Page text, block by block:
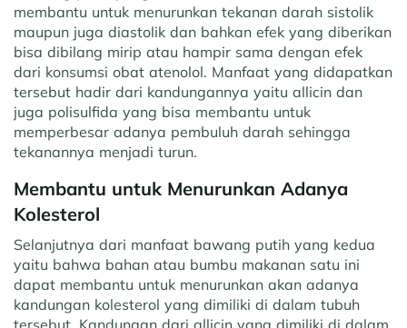
membantu untuk menurunkan tekanan darah sistolik
maupun juga diastolik dan bahkan efek yang diberikan
bisa dibilang mirip atau hampir sama dengan efek
dari konsumsi obat atenolol. Manfaat yang didapatkan
tersebut hadir dari kandungannya yaitu allicin dan
juga polisulfida yang bisa membantu untuk
memperbesar adanya pembuluh darah sehingga
tekanannya menjadi turun.
Membantu untuk Menurunkan Adanya
Kolesterol
Selanjutnya dari manfaat bawang putih yang kedua
yaitu bahwa bahan atau bumbu makanan satu ini
dapat membantu untuk menurunkan akan adanya
kandungan kolesterol yang dimiliki di dalam tubuh